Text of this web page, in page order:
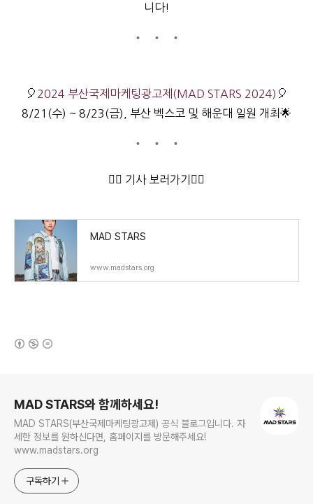
니다!
🎈 2024 부산국제마케팅광고제(MAD STARS 2024) 🎈
8/21(수) ~ 8/23(금), 부산 벡스코 및 해운대 일원 개최🌟
👇🏻 기사 보러가기👇🏻
MAD STARS
www.madstars.org
MAD STARS와 함께하세요!
MAD STARS(부산국제마케팅광고제) 공식 블로그입니다. 자
세한 정보를 원하신다면, 홈페이지를 방문해주세요!
www.madstars.org
구독하기